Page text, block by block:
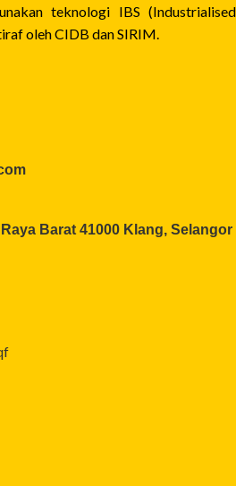
teknologi IBS (Industrialised
oleh CIDB dan SIRIM.
Barat 41000 Klang, Selangor